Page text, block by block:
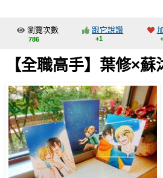
交流中心
攤位轉讓區
會員中心
註冊會員
登入
瀏覽次數
786
跟它說讚
+1
【全職高手】葉修×蘇